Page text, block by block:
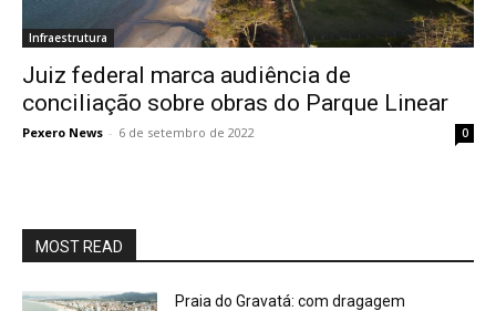
Infraestrutura
Juiz federal marca audiência de
conciliação sobre obras do Parque Linear
Pexero News - 6 de setembro de 2022 0
MOST READ
Praia do Gravatá: com dragagem